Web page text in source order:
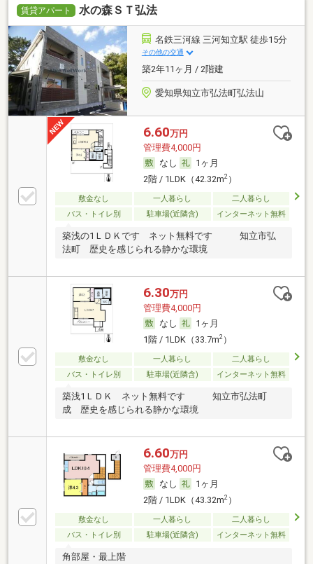
賃貸アパート 水の森ＳＴ弘法
名鉄三河線 三河知立駅 徒歩15分
その他の交通
築2年11ヶ月 / 2階建
愛知県知立市弘法町弘法山
6.60万円
管理費4,000円
なし
1ヶ月
2階 / 1LDK（42.32m2）
敷金なし 一人暮らし
二人暮らし
バス・トイレ別
駐車場(近隣含) インターネット無料
築浅の1ＬＤＫです ネット無料です 知立市弘
法町 歴史を感じられる静かな環境
6.30万円
管理費4,000円
なし
1ヶ月
1階 / 1LDK（33.7m2）
敷金なし 一人暮らし
二人暮らし
バス・トイレ別
駐車場(近隣含) インターネット無料
築浅1ＬＤＫ ネット無料です 知立市弘法町
成 歴史を感じられる静かな環境
6.60万円
管理費4,000円
なし
1ヶ月
2階 / 1LDK（43.32m2）
敷金なし 一人暮らし
二人暮らし
バス・トイレ別
駐車場(近隣含) インターネット無料
角部屋・最上階